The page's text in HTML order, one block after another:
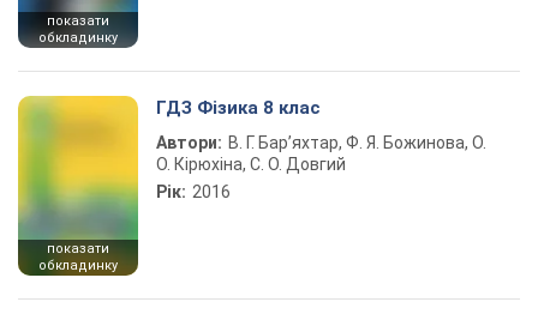
показати
обкладинку
показати
обкладинку
ГДЗ Фізика 8 клас
Автори: В. Г. Бар’яхтар, Ф. Я. Божинова, О.
О. Кірюхіна, С. О. Довгий
Рік: 2016